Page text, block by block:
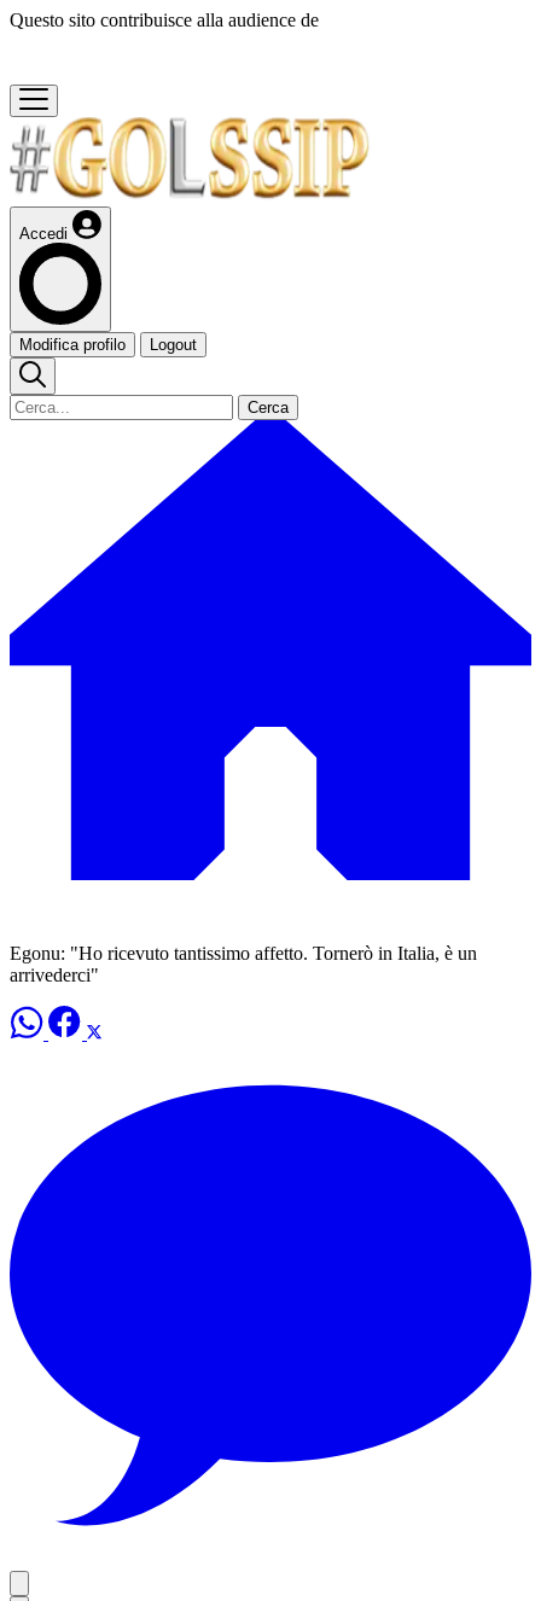
Questo sito contribuisce alla audience de
Accedi
Modifica profilo Logout
Cerca
Egonu: "Ho ricevuto tantissimo affetto. Tornerò in Italia, è un
arrivederci"